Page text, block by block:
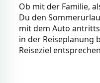
Ob mit der Familie,
Du den
mit dem Auto
in der Reiseplanung
Reiseziel